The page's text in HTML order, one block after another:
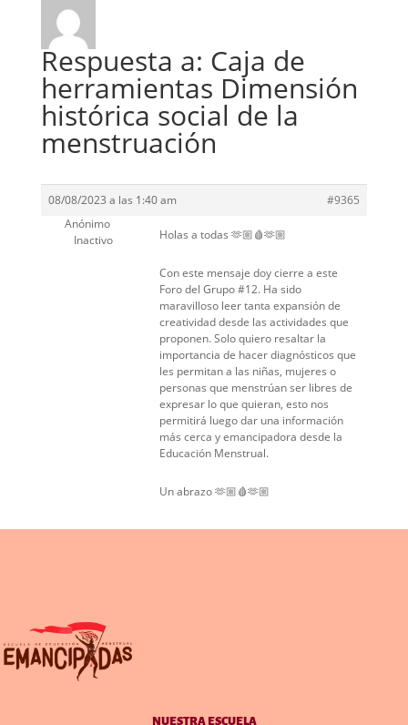
Respuesta a: Caja de
herramientas Dimensión
histórica social de la
menstruación
08/08/2023 a las 1:40 am
#9365
Anónimo
Inactivo
Holas a todas 🫶🏼🩸🫶🏼
Con este mensaje doy cierre a este
Foro del Grupo #12. Ha sido
maravilloso leer tanta expansión de
creatividad desde las actividades que
proponen. Solo quiero resaltar la
importancia de hacer diagnósticos que
les permitan a las niñas, mujeres o
personas que menstrúan ser libres de
expresar lo que quieran, esto nos
permitirá luego dar una información
más cerca y emancipadora desde la
Educación Menstrual.
Un abrazo 🫶🏼🩸🫶🏼
NUESTRA ESCUELA